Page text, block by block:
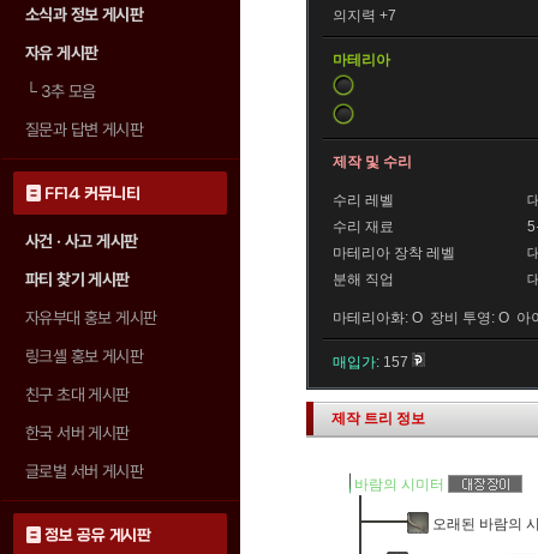
소식과 정보 게시판
자유 게시판
└3추 모음
질문과 답변 게시판
FF14 커뮤니티
사건 · 사고 게시판
파티 찾기 게시판
자유부대 홍보 게시판
링크셸 홍보 게시판
친구 초대 게시판
한국 서버 게시판
글로벌 서버 게시판
정보 공유 게시판
의지력 +7
마테리아
제작 및 수리
수리 레벨
수리 재료
5
마테리아 장착 레벨
분해 직업
마테리아화: O 장비 투영: O 아
매입가: 157
제작 트리 정보
바람의 시미터
오래된 바람의